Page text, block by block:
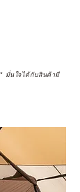
* มั่นใจได้กับสินค้ามี